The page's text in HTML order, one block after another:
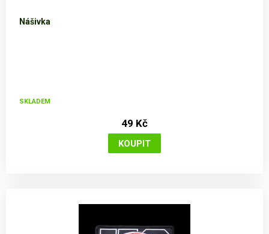
Nášivka
SKLADEM
49 Kč